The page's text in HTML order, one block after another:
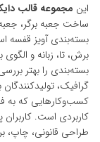
این مجموعه قالب
ساخت جعبه برگر،
بسته‌بندی آویز قفسه
برش، تا، زبانه و
بسته‌بندی را بهتر
گرافیک،
کسب‌وکارهایی که به
کاربردی است. کاربران
طراحی قانونی، چاپ،
هنرمندان
کسب درآمد
28428845
تماس با ما
بلاگ پارس